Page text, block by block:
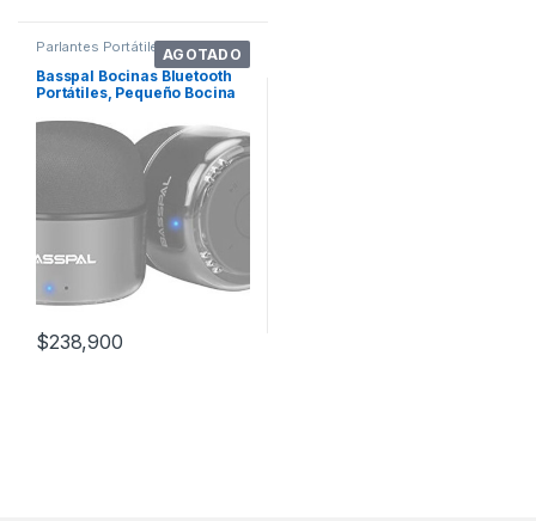
AGOTADO
Parlantes Portátiles
Basspal Bocinas Bluetooth
Portátiles, Pequeño Bocina
$238,900